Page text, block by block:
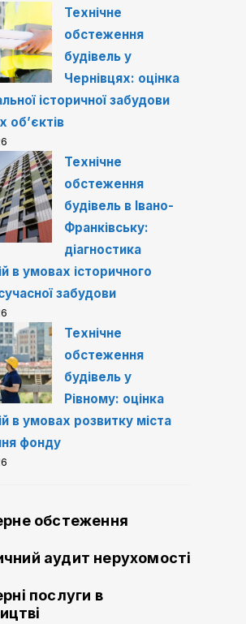
Технічне
обстеження
будівель у
Чернівцях: оцінка
історичної забудови
об’єктів
Технічне
обстеження
будівель в Івано-
Франківську:
діагностика
в умовах історичного
забудови
Технічне
обстеження
будівель у
Рівному: оцінка
в умовах розвитку міста
фонду
обстеження
аудит нерухомості
послуги в